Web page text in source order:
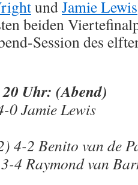
undJamie Lewis
beiden
Session des
Uhr: (Abend)
0 Jamie Lewis
4-2 Benito van de
4 Raymond van